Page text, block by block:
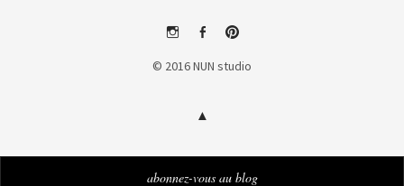
instagramfacebookpinterest
© 2016 NUN studio
abonnez-vous au blog